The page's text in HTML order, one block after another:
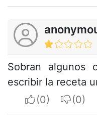
Sobran algunos
escribir la receta
I apreciate
I do